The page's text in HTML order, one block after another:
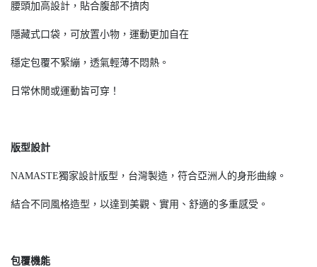
腰頭加高設計，貼合腹部不擠肉
隱藏式口袋，可放置小物，運動更加自在
穩定包覆不緊繃，透氣輕薄不悶熱。
日常休閒或運動皆可穿！
版型設計
NAMASTE獨家設計版型，台灣製造，符合亞洲人的身形曲線。
結合不同風格造型，以達到美觀、實用、舒適的多重感受。
包覆機能